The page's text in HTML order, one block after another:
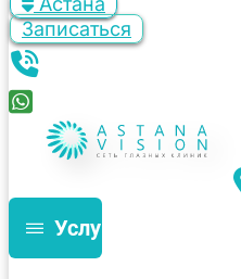
Записаться
Услуги